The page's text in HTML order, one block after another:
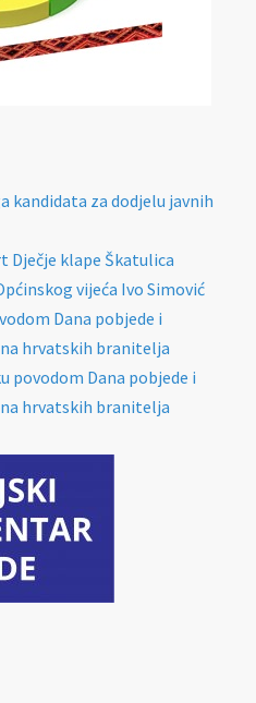
kandidata za dodjelu javnih
Dječje klape Škatulica
vijeća Ivo Simović
Dana pobjede i
hrvatskih branitelja
povodom Dana pobjede i
hrvatskih branitelja